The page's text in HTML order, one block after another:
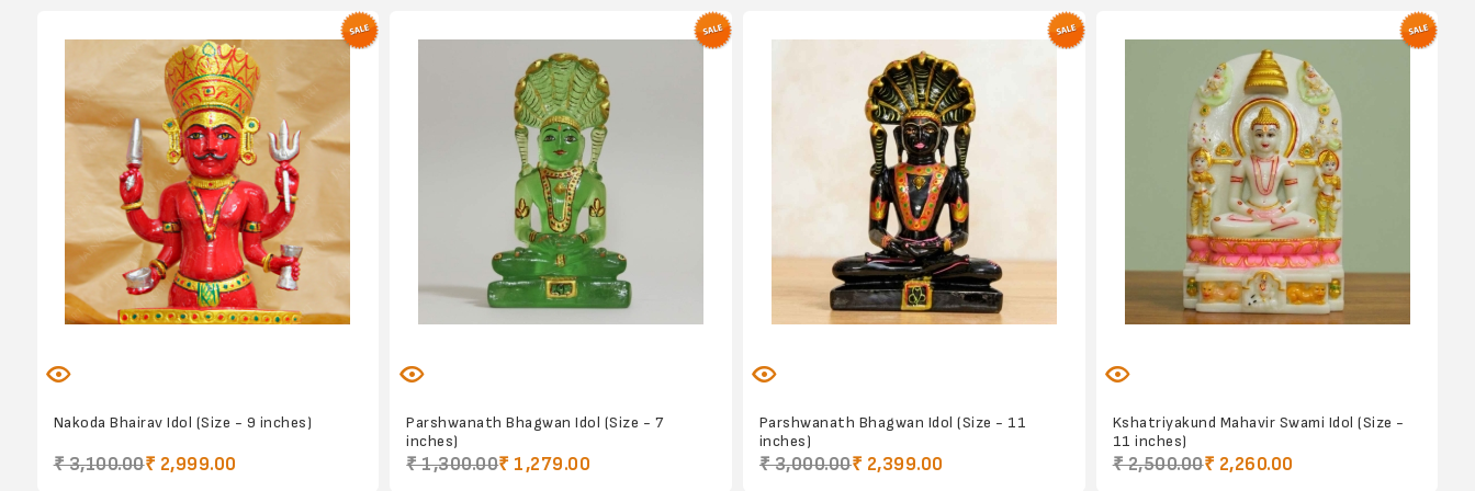
Nakoda Bhairav Idol (Size - 9 inches)
₹ 3,100.00₹ 2,999.00
Parshwanath Bhagwan Idol (Size - 7
inches)
₹ 1,300.00₹ 1,279.00
Parshwanath Bhagwan Idol (Size - 11
inches)
₹ 3,000.00₹ 2,399.00
Kshatriyakund Mahavir Swami Idol (Size -
11 inches)
₹ 2,500.00₹ 2,260.00